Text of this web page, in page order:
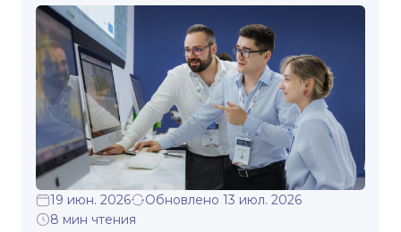
19 июн. 2026
Обновлено 13 июл. 2026
8 мин чтения